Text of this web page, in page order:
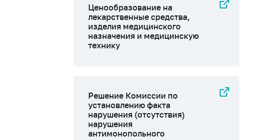
Ценообразование на
лекарственные средства,
изделия медицинского
назначения и медицинскую
технику
Решение Комиссии по
установлению факта
нарушения (отсутствия)
нарушения
антимонопольного